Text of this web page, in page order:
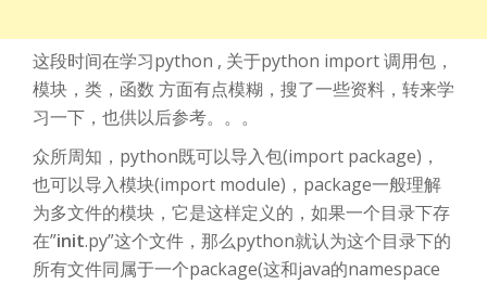
这段时间在学习python , 关于python import 调用包，
模块，类，函数 方面有点模糊，搜了一些资料，转来学
习一下，也供以后参考。。。
众所周知，python既可以导入包(import package)，
也可以导入模块(import module)，package一般理解
为多文件的模块，它是这样定义的，如果一个目录下存
在”init.py”这个文件，那么python就认为这个目录下的
所有文件同属于一个package(这和java的namespace